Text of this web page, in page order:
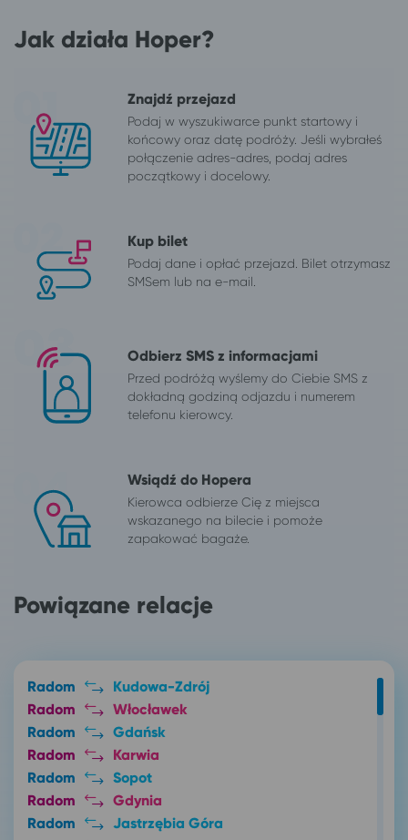
Jak działa Hoper?
Znajdź przejazd
Podaj w wyszukiwarce punkt startowy i
końcowy oraz datę podróży. Jeśli wybrałeś
połączenie adres-adres, podaj adres
początkowy i docelowy.
Kup bilet
Podaj dane i opłać przejazd. Bilet otrzymasz
SMSem lub na e-mail.
Odbierz SMS z informacjami
Przed podróżą wyślemy do Ciebie SMS z
dokładną godziną odjazdu i numerem
telefonu kierowcy.
Wsiądź do Hopera
Kierowca odbierze Cię z miejsca
wskazanego na bilecie i pomoże
zapakować bagaże.
Powiązane relacje
Radom
Kudowa-Zdrój
Radom
Włocławek
Radom
Gdańsk
Radom
Karwia
Radom
Sopot
Radom
Gdynia
Radom
Jastrzębia Góra